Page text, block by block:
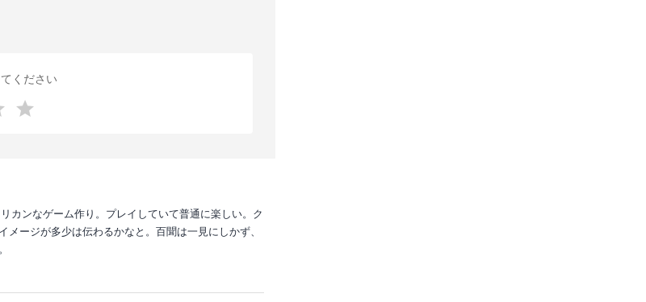
ください
カンなゲーム作り。プレイしていて普通に楽しい。ク
ージが多少は伝わるかなと。百聞は一見にしかず、